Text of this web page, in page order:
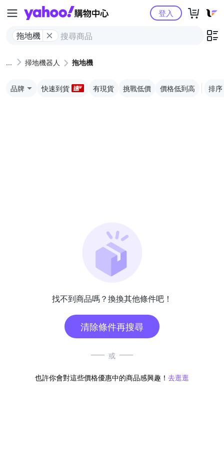
Yahoo購物中心
拖地機
登入
掃地機器人 拖地機
品牌 快速到貨 有現貨 挑戰低價 價格低到高 排序
找不到商品嗎？換換其他條件吧！
清除條件再搜尋
或
也許你會對這些價格優惠中的商品感興趣！ 去逛逛